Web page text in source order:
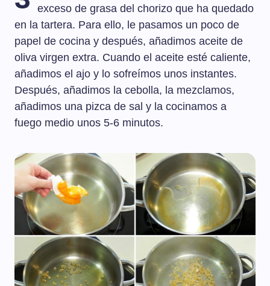
exceso de grasa del chorizo que ha quedado
en la tartera. Para ello, le pasamos un poco de
papel de cocina y después, añadimos aceite de
oliva virgen extra. Cuando el aceite esté caliente,
añadimos el ajo y lo sofreímos unos instantes.
Después, añadimos la cebolla, la mezclamos,
añadimos una pizca de sal y la cocinamos a
fuego medio unos 5-6 minutos.